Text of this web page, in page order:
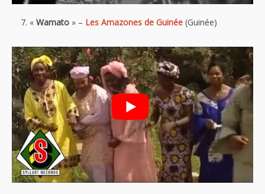
« Wamato » – Les Amazones de Guinée (Guinée)